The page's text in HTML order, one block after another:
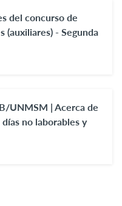
del concurso de
(auxiliares) - Segunda
UNMSM | Acerca de
no laborables y